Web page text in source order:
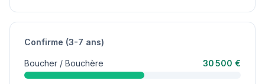
Confirme (3-7 ans)
Boucher / Bouchère 30 500 €